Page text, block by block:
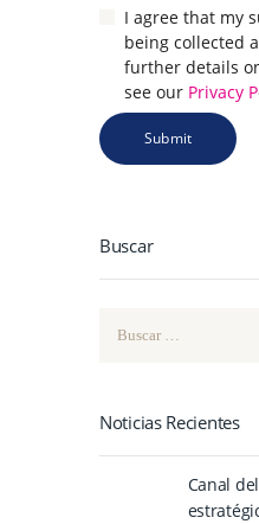
I agree that my
being collected
further details
see our Privacy
Buscar
Noticias Recientes
Canal